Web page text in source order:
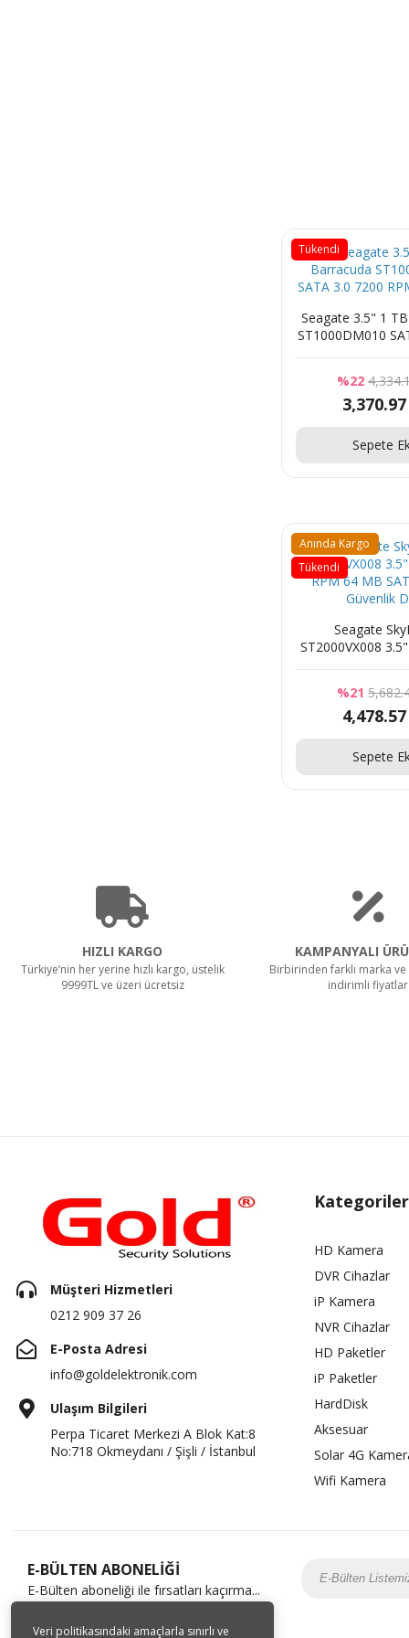
Veri politikasındaki amaçlarla sınırlı ve
Seagate 3.5" 1
ST1000DM010
%22
Tükendi
Sepete
Seagate
ST2000VX008
%21
Anında Kargo
Tükendi
Sepete
HIZLI KARGO
Türkiye’nin her yerine hızlı kargo, üstelik
9999TL ve üzeri ücretsiz
KAMPANYALI
Birbirinden farklı marka
indirimli fiyatlar
Müşteri Hizmetleri
0212 909 37 26
E-Posta Adresi
info@goldelektronik.com
Ulaşım Bilgileri
Perpa Ticaret Merkezi A Blok Kat:8
No:718 Okmeydanı / Şişli / İstanbul
Kategoriler
HD Kamera
DVR Cihazlar
iP Kamera
NVR Cihazlar
HD Paketler
iP Paketler
HardDisk
Aksesuar
Solar 4G
Wifi Kamera
E-BÜLTEN ABONELİĞİ
E-Bülten aboneliği ile fırsatları kaçırma...